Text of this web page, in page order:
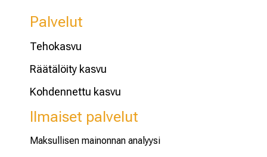
Palvelut
Tehokasvu
Räätälöity kasvu
Kohdennettu kasvu
Ilmaiset palvelut
Maksullisen mainonnan analyysi